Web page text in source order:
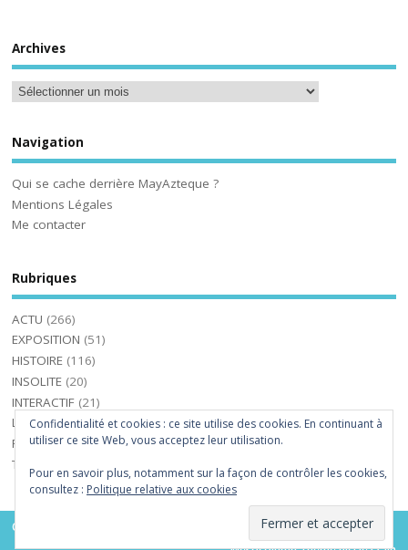
Archives
Navigation
Qui se cache derrière MayAzteque ?
Mentions Légales
Me contacter
Rubriques
ACTU (266)
EXPOSITION (51)
HISTOIRE (116)
INSOLITE (20)
INTERACTIF (21)
LIVRES(36)
PHOTOS-VIDEOS(31)
TOURISME
Copyright ©2026. MayAzteque
Confidentialité et cookies : ce site utilise des cookies. En continuant à
utiliser ce site Web, vous acceptez leur utilisation.
Pour en savoir plus, notamment sur la façon de contrôler les cookies,
consultez : Politique relative aux cookies